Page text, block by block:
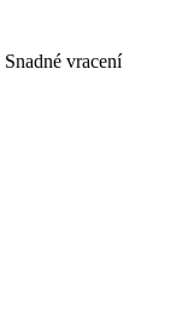
Snadné vracení